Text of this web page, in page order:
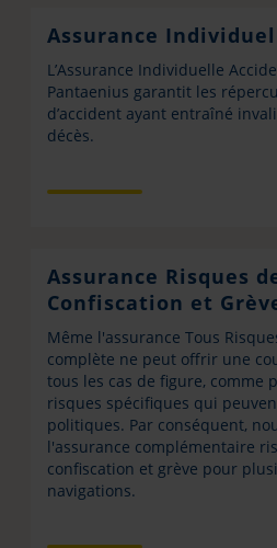
Assurance
L’Assurance Individuelle
Pantaenius garantit les
d’accident ayant entraîné
décès.
Assurance Risques
Confiscation et
Même l'assurance Tous
complète ne peut offrir une
tous les cas de figure, comme
risques spécifiques qui
politiques. Par conséquent,
l'assurance complémentaire
confiscation et grève pour
navigations.